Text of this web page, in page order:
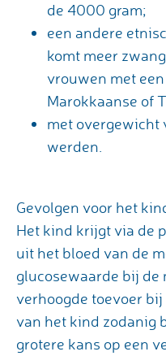
de 4000 gram;
een andere
komt meer
vrouwen met
Marokkaanse of
met overgewicht
werden.
Gevolgen voor het
Het kind krijgt via de
uit het bloed van de
glucosewaarde bij de
verhoogde toevoer
van het kind zodanig
grotere kans op een